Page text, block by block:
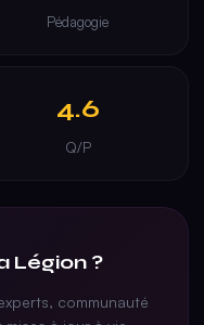
Pédagogie
4.6
Q/P
Légion ?
communauté